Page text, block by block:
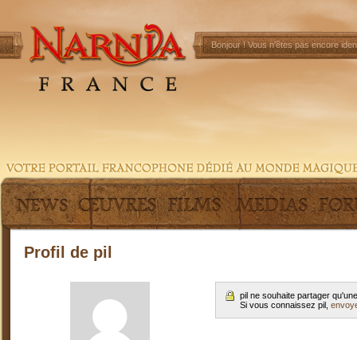
Bonjour !Vous n'êtes pas encore
Profil de pil
pil ne souhaite partager
Si vous connaissez pil,